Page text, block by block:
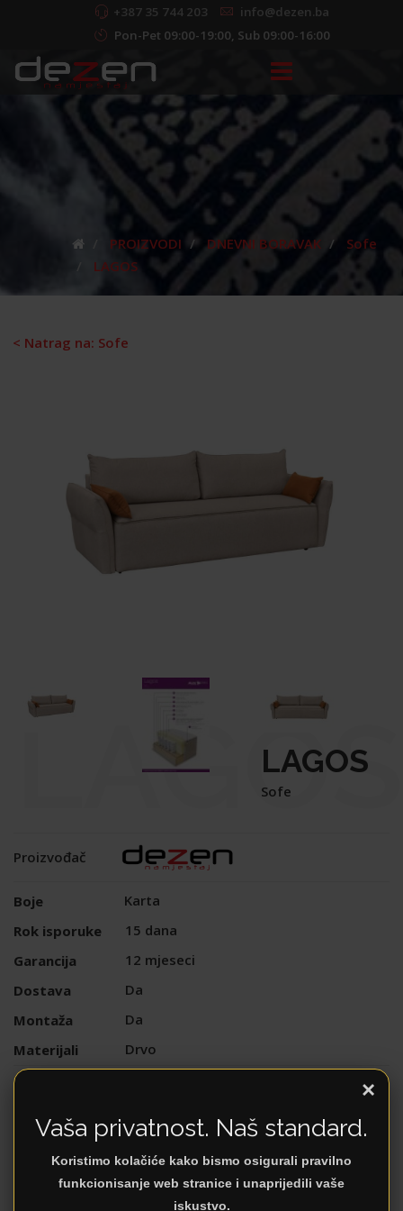
+387 35 744 203
info@dezen.ba
Pon-Pet 09:00-19:00, Sub 09:00-16:00
PROIZVODI DNEVNI BORAVAK
Sofe
LAGOS
< Natrag na: Sofe
LAGOS
LAGOS
Sofe
Proizvođač
Boje
Karta
Rok isporuke
15 dana
Garancija
12 mjeseci
Dostava
Da
Montaža
Da
Materijali
Drvo
Plaćanje
DODATNI OPIS
×
Vaša privatnost. Naš standard.
Koristimo kolačiće kako bismo osigurali pravilno
funkcionisanje web stranice i unaprijedili vaše
iskustvo.